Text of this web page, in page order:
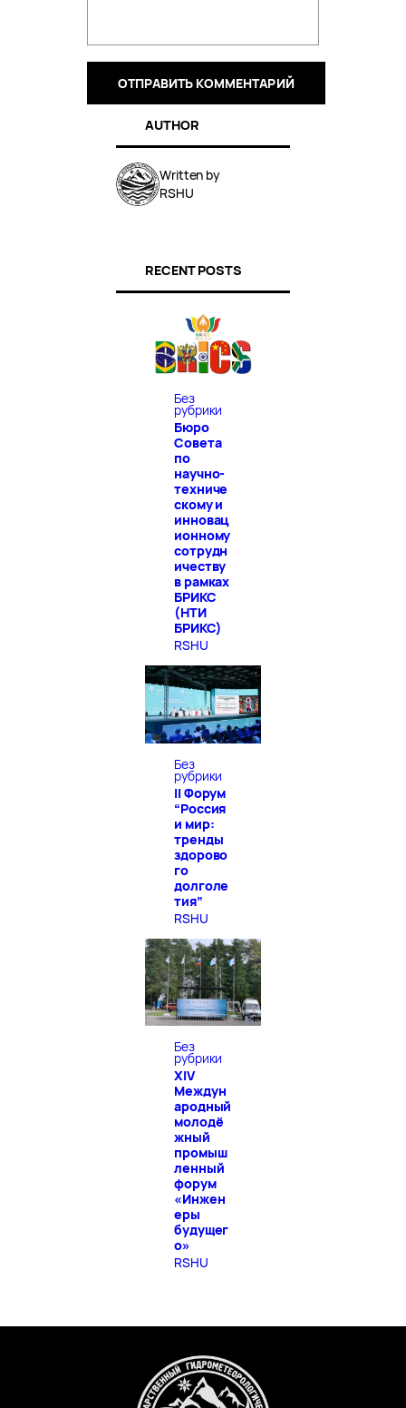
AUTHOR
Written by
RSHU
RECENT POSTS
Без
рубрики
Бюро
Совета
по
научно-
техниче
скому и
инновац
ионному
сотрудн
ичеству
в рамках
БРИКС
(НТИ
БРИКС)
RSHU
Без
рубрики
II Форум
“Россия
и мир:
тренды
здорово
го
долголе
тия”
RSHU
Без
рубрики
XIV
Междун
ародный
молодё
жный
промыш
ленный
форум
«Инжен
еры
будущег
о»
RSHU